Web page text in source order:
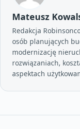
Mateusz
Redakcja
osób planujących
modernizację
rozwiązaniach,
aspektach